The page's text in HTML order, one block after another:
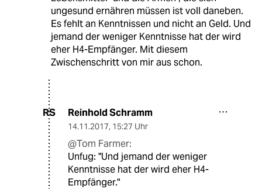
ungesund ernähren müssen ist voll daneben.
Es fehlt an Kenntnissen und nicht an Geld. Und
jemand der weniger Kenntnisse hat der wird
eher H4-Empfänger. Mit diesem
Zwischenschritt von mir aus schon.
RS Reinhold Schramm
14.11.2017, 15:27 Uhr
@Tom Farmer:
Unfug: "Und jemand der weniger
Kenntnisse hat der wird eher H4-
Empfänger."